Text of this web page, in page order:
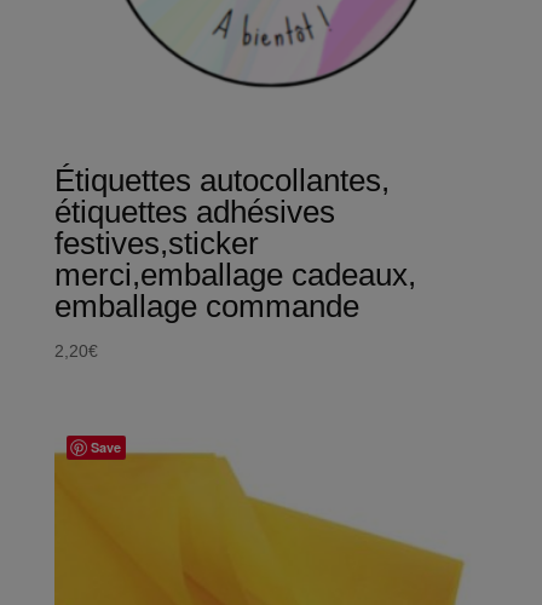
Étiquettes autocollantes,
étiquettes adhésives
festives,sticker
merci,emballage cadeaux,
emballage commande
2,20€
Save